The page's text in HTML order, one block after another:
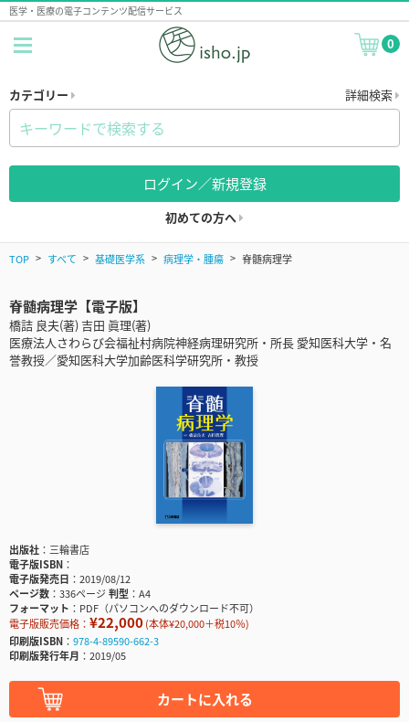
医学・医療の電子コンテンツ配信サービス
0
カテゴリー 詳細検索
ログイン／新規登録
初めての方へ
TOP すべて 基礎医学系 病理学・腫瘍 脊髄病理学
脊髄病理学【電子版】
橋詰 良夫(著) 吉田 眞理(著)
医療法人さわらび会福祉村病院神経病理研究所・所長 愛知医科大学・名
誉教授／愛知医科大学加齢医科学研究所・教授
出版社
三輪書店
電子版ISBN
電子版発売日
2019/08/12
ページ数
336ページ判型
A4
フォーマット
PDF（パソコンへのダウンロード不可）
電子版販売価格： ¥22,000(本体¥20,000＋税10％)
印刷版ISBN
978-4-89590-662-3
印刷版発行年月
2019/05
カートに入れる